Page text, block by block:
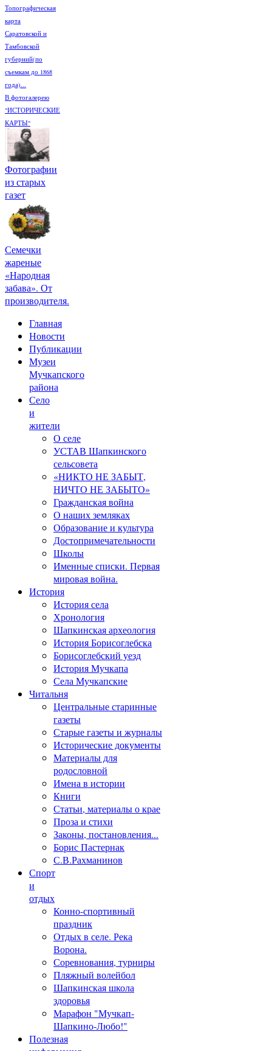
Топографическая
карта
Саратовской и
Тамбовской
губерний(по
съемкам до 1868
года)...
В фотогалерею
"ИСТОРИЧЕСКИЕ
КАРТЫ"
Фотографии
из старых
газет
Семечки
жареные
«Народная
забава». От
производителя.
Главная
Новости
Публикации
Музеи
Мучкапского
района
Село
и
жители
О селе
УСТАВ Шапкинского
сельсовета
«НИКТО НЕ ЗАБЫТ,
НИЧТО НЕ ЗАБЫТО»
Гражданская война
О наших земляках
Образование и культура
Достопримечательности
Школы
Именные списки. Первая
мировая война.
История
История села
Хронология
Шапкинская археология
История Борисоглебска
Борисоглебский уезд
История Мучкапа
Села Мучкапские
Читальня
Центральные старинные
газеты
Старые газеты и журналы
Исторические документы
Материалы для
родословной
Имена в истории
Книги
Статьи, материалы о крае
Проза и стихи
Законы, постановления...
Борис Пастернак
С.В.Рахманинов
Спорт
и
отдых
Конно-спортивный
праздник
Отдых в селе. Река
Ворона.
Соревнования, турниры
Пляжный волейбол
Шапкинская школа
здоровья
Марафон "Мучкап-
Шапкино-Любо!"
Полезная